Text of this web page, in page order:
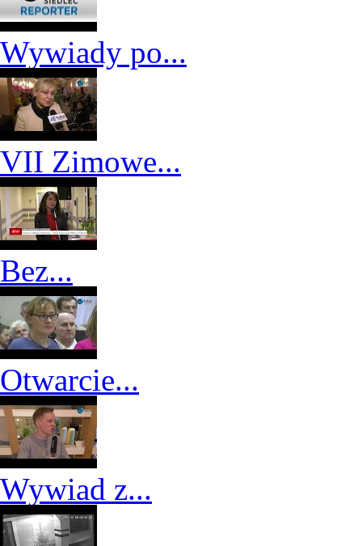
Wywiady po...
VII Zimowe...
Bez...
Otwarcie...
Wywiad z...